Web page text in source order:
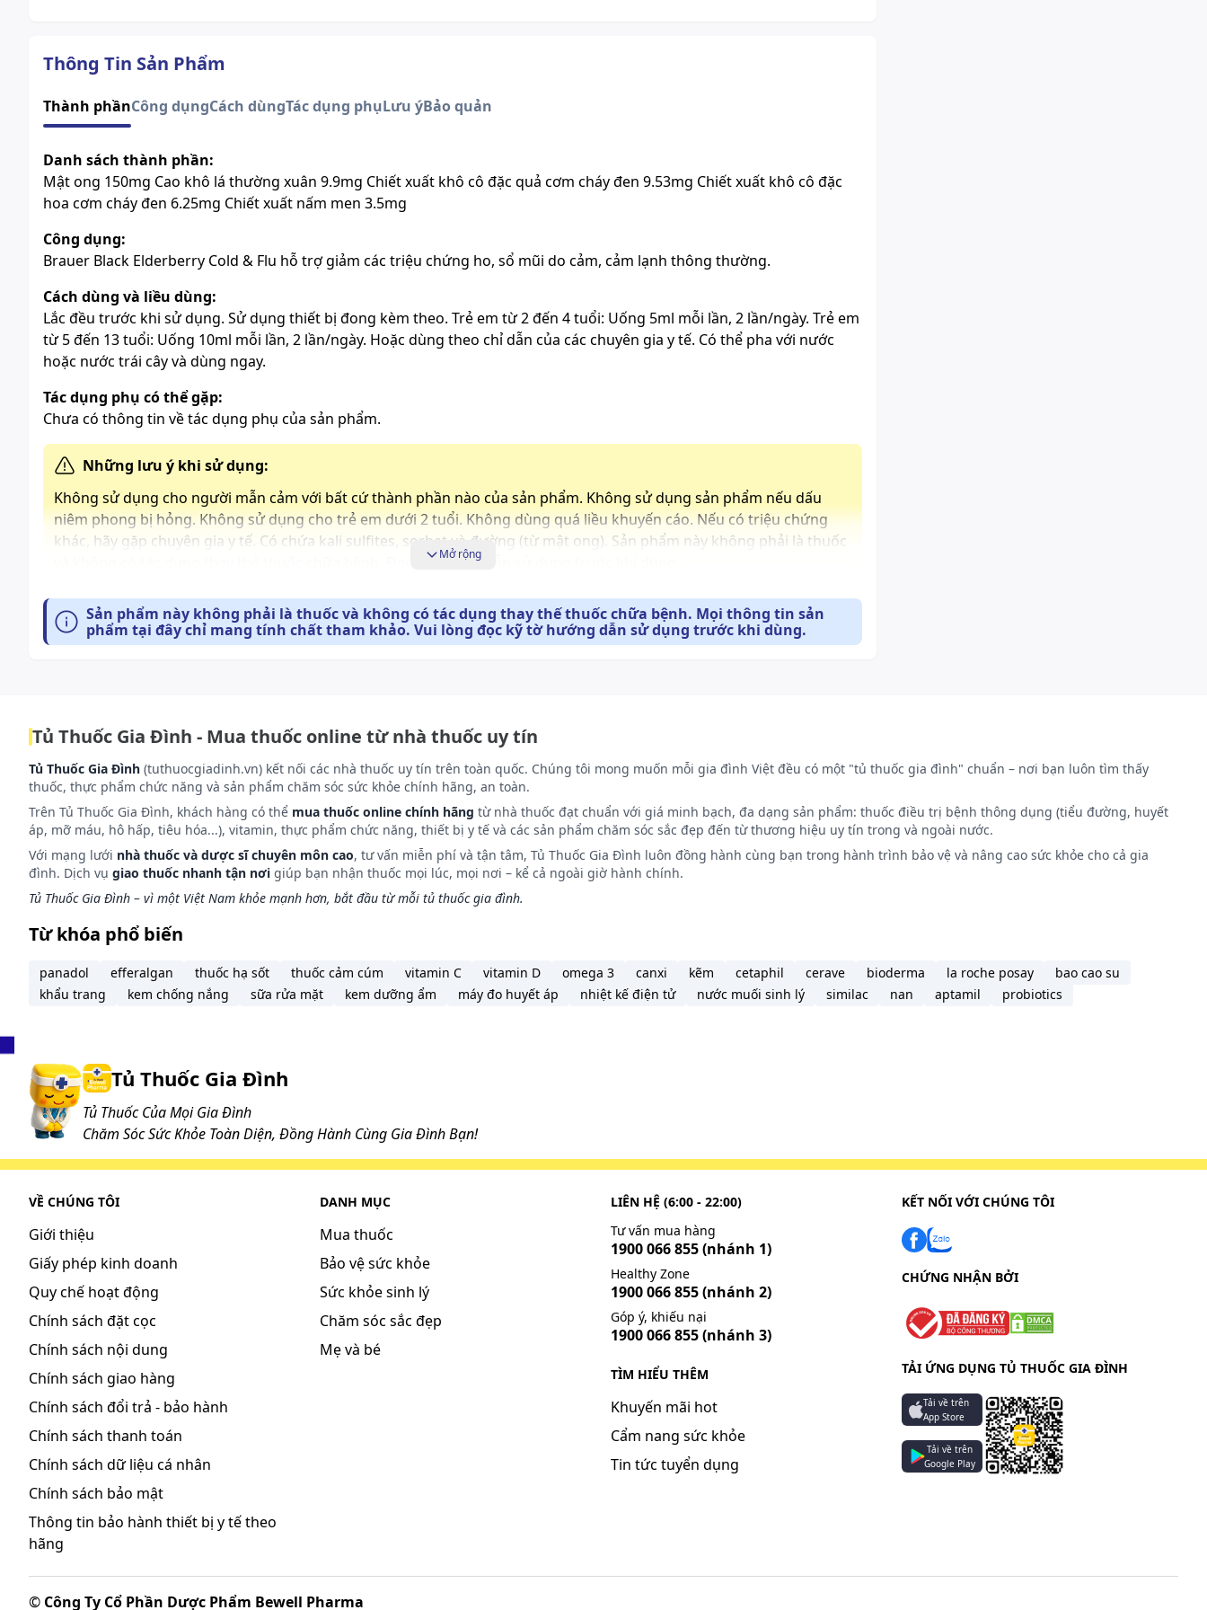
Thông Tin Sản Phẩm
Thành phầnCông dụngCách dùngTác dụng phụLưu ýBảo quản
Danh sách thành phần:
Mật ong 150mg Cao khô lá thường xuân 9.9mg Chiết xuất khô cô đặc quả cơm cháy đen 9.53mg Chiết xuất khô cô đặc
hoa cơm cháy đen 6.25mg Chiết xuất nấm men 3.5mg
Công dụng:
Brauer Black Elderberry Cold & Flu hỗ trợ giảm các triệu chứng ho, sổ mũi do cảm, cảm lạnh thông thường.
Cách dùng và liều dùng:
Lắc đều trước khi sử dụng. Sử dụng thiết bị đong kèm theo. Trẻ em từ 2 đến 4 tuổi: Uống 5ml mỗi lần, 2 lần/ngày. Trẻ em
từ 5 đến 13 tuổi: Uống 10ml mỗi lần, 2 lần/ngày. Hoặc dùng theo chỉ dẫn của các chuyên gia y tế. Có thể pha với nước
hoặc nước trái cây và dùng ngay.
Tác dụng phụ có thể gặp:
Chưa có thông tin về tác dụng phụ của sản phẩm.
Những lưu ý khi sử dụng:
Không sử dụng cho người mẫn cảm với bất cứ thành phần nào của sản phẩm. Không sử dụng sản phẩm nếu dấu
niêm phong bị hỏng. Không sử dụng cho trẻ em dưới 2 tuổi. Không dùng quá liều khuyến cáo. Nếu có triệu chứng
khác, hãy gặp chuyên gia y tế. Có chứa kali sulfites, sorbat và đường (từ mật ong). Sản phẩm này không phải là thuốc
và không có tác dụng thay thế thuốc chữa bệnh. Đọc kỹ hướng dẫn sử dụng trước khi dùng.
Cách bảo quản:
Bảo quản nơi khô ráo, thoáng mát, tránh ánh nắng trực tiếp từ mặt trời. Để xa tầm tay trẻ em.
Mở rộng
Sản phẩm này không phải là thuốc và không có tác dụng thay thế thuốc chữa bệnh. Mọi thông tin sản
phẩm tại đây chỉ mang tính chất tham khảo. Vui lòng đọc kỹ tờ hướng dẫn sử dụng trước khi dùng.
Tủ Thuốc Gia Đình - Mua thuốc online từ nhà thuốc uy tín
Tủ Thuốc Gia Đình (tuthuocgiadinh.vn) kết nối các nhà thuốc uy tín trên toàn quốc. Chúng tôi mong muốn mỗi gia đình Việt đều có một "tủ thuốc gia đình" chuẩn – nơi bạn luôn tìm thấy
thuốc, thực phẩm chức năng và sản phẩm chăm sóc sức khỏe chính hãng, an toàn.
Trên Tủ Thuốc Gia Đình, khách hàng có thể mua thuốc online chính hãng từ nhà thuốc đạt chuẩn với giá minh bạch, đa dạng sản phẩm: thuốc điều trị bệnh thông dụng (tiểu đường, huyết
áp, mỡ máu, hô hấp, tiêu hóa...), vitamin, thực phẩm chức năng, thiết bị y tế và các sản phẩm chăm sóc sắc đẹp đến từ thương hiệu uy tín trong và ngoài nước.
Với mạng lưới nhà thuốc và dược sĩ chuyên môn cao, tư vấn miễn phí và tận tâm, Tủ Thuốc Gia Đình luôn đồng hành cùng bạn trong hành trình bảo vệ và nâng cao sức khỏe cho cả gia
đình. Dịch vụ giao thuốc nhanh tận nơi giúp bạn nhận thuốc mọi lúc, mọi nơi – kể cả ngoài giờ hành chính.
Tủ Thuốc Gia Đình – vì một Việt Nam khỏe mạnh hơn, bắt đầu từ mỗi tủ thuốc gia đình.
Từ khóa phổ biến
panadol efferalgan thuốc hạ sốt thuốc cảm cúm vitamin C vitamin D omega 3 canxi kẽm cetaphil cerave bioderma la roche posay
bao cao su
khẩu trang
kem chống nắng sữa rửa mặt kem dưỡng ẩm máy đo huyết áp nhiệt kế điện tử nước muối sinh lý similac nan aptamil probiotics
Tủ Thuốc Gia Đình
Tủ Thuốc Của Mọi Gia Đình
Chăm Sóc Sức Khỏe Toàn Diện, Đồng Hành Cùng Gia Đình Bạn!
VỀ CHÚNG TÔI
Giới thiệu
Giấy phép kinh doanh
Quy chế hoạt động
Chính sách đặt cọc
Chính sách nội dung
Chính sách giao hàng
Chính sách đổi trả - bảo hành
Chính sách thanh toán
Chính sách dữ liệu cá nhân
Chính sách bảo mật
Thông tin bảo hành thiết bị y tế theo
hãng
DANH MỤC
Mua thuốc
Bảo vệ sức khỏe
Sức khỏe sinh lý
Chăm sóc sắc đẹp
Mẹ và bé
LIÊN HỆ (6:00 - 22:00)
Tư vấn mua hàng
1900 066 855(nhánh 1)
Healthy Zone
1900 066 855(nhánh 2)
Góp ý, khiếu nại
1900 066 855(nhánh 3)
TÌM HIỂU THÊM
Khuyến mãi hot
Cẩm nang sức khỏe
Tin tức tuyển dụng
KẾT NỐI VỚI CHÚNG TÔI
CHỨNG NHẬN BỞI
TẢI ỨNG DỤNG TỦ THUỐC GIA ĐÌNH
Tải về trên
App Store
Tải về trên
Google Play
© Công Ty Cổ Phần Dược Phẩm Bewell Pharma